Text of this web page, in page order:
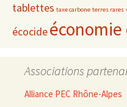
tablettes taxe carbone terres rares
écocide
Associations
Alliance PEC Rhône-Alpes